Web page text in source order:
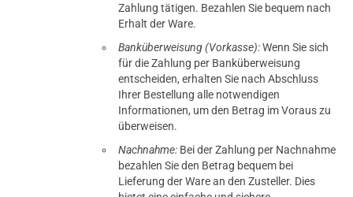
Zahlung tätigen. Bezahlen Sie bequem nach
Erhalt der Ware.
Banküberweisung (Vorkasse):Wenn Sie sich
für die Zahlung per Banküberweisung
entscheiden, erhalten Sie nach Abschluss
Ihrer Bestellung alle notwendigen
Informationen, um den Betrag im Voraus zu
überweisen.
Nachnahme: Bei der Zahlung per Nachnahme
bezahlen Sie den Betrag bequem bei
Lieferung der Ware an den Zusteller. Dies